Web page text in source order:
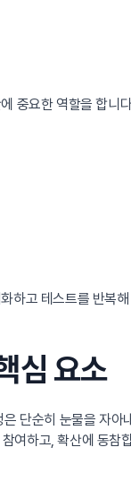
중요한 역할을 합니
하고 테스트를 반복
심 요소
단순히 눈물을 자
여하고, 확산에 동참